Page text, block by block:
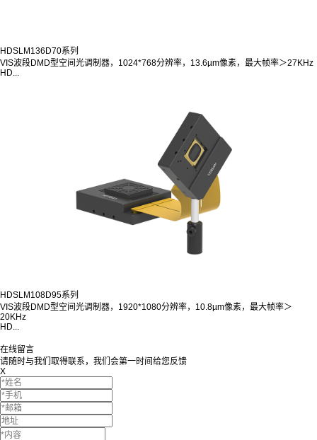
HDSLM136D70系列
VIS波段DMD型空间光调制器，1024*768分辨率，13.6µm像素，最大帧率＞27KHz
HD...
HDSLM108D95系列
VIS波段DMD型空间光调制器，1920*1080分辨率，10.8µm像素，最大帧率＞
20KHz
HD...
在线留言
请随时与我们取得联系，我们会第一时间给您反馈
X